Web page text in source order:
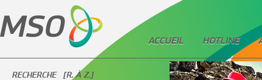
ACCUEIL HOTLINE
RECHERCHE [R. À Z.]